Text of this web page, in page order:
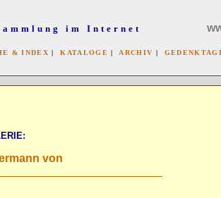
im Internet
& INDEX |KATALOGE | ARCHIV |
von